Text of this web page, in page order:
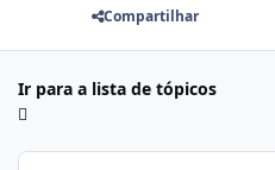
Compartilhar
Ir para a lista de tópicos